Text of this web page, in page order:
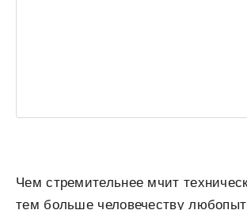
Чем стремительнее мчит
тем больше человечеству